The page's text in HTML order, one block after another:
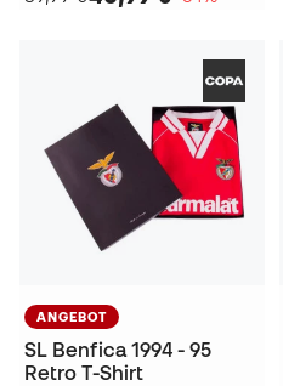
ANGEBOT
SL Benfica 1994 - 95
Retro T-Shirt